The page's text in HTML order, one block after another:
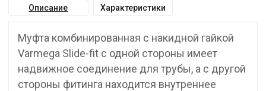
Описание Характеристики
Муфта комбинированная с накидной гайкой
Varmega Slide-fit с одной стороны имеет
надвижное соединение для трубы, а с другой
стороны фитинга находится внутреннее